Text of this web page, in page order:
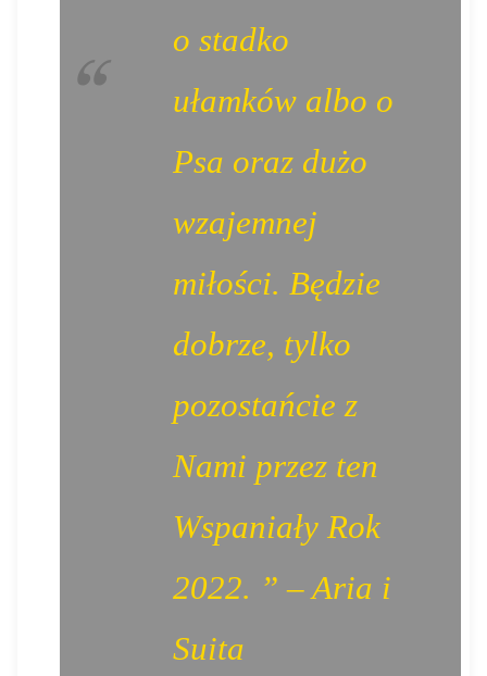
o stadko
ułamków albo o
Psa oraz dużo
wzajemnej
miłości. Będzie
dobrze, tylko
pozostańcie z
Nami przez ten
Wspaniały Rok
2022. ” – Aria i
Suita